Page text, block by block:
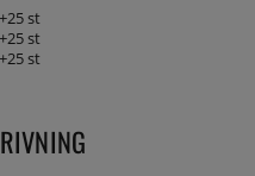
+25 st
+25 st
+25 st